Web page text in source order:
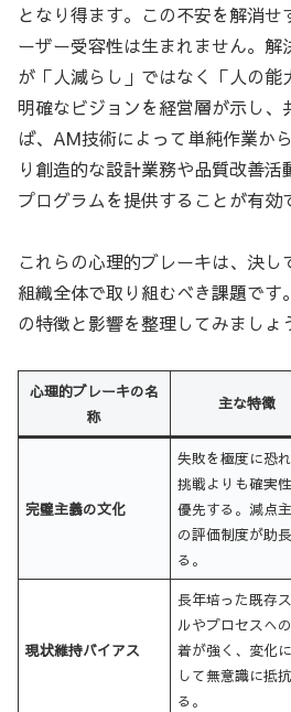
となり得ます。この不安を解消
ーザー受容性は生まれません。
が「人減らし」ではなく「人の能
明確なビジョンを経営層が示し、
ば、AM技術によって単純作業か
り創造的な設計業務や品質改善
プログラムを提供することが有効
これらの心理的ブレーキは、決し
組織全体で取り組むべき課題です
の特徴と影響を整理してみましょ
心理的ブレーキの名
称
主な特徴
完璧主義の文化
失敗を極度に恐れ
挑戦よりも確実
優先する。減点
の評価制度が助
る。
現状維持バイアス
長年培った既存
ルやプロセスへ
着が強く、変化
して無意識に抵
る。